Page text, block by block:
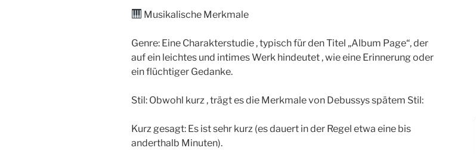
Musikalische Merkmale
Genre: Eine Charakterstudie , typisch für den Titel „Album Page“, der
auf ein leichtes und intimes Werk hindeutet , wie eine Erinnerung oder
ein flüchtiger Gedanke.
Stil: Obwohl kurz , trägt es die Merkmale von Debussys spätem Stil:
Kurz gesagt: Es ist sehr kurz (es dauert in der Regel etwa eine bis
anderthalb Minuten).